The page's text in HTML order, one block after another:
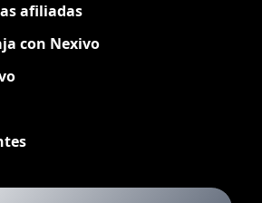
afiliadas
con Nexivo